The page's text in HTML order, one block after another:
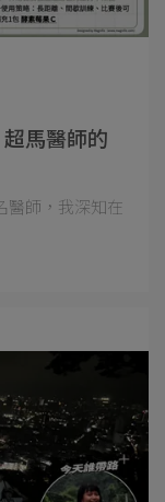
超馬醫師的
醫師，我深知在